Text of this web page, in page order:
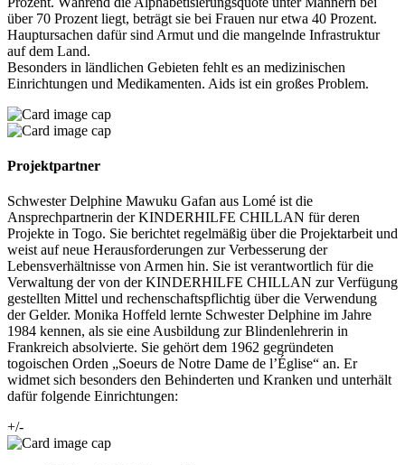
über 70 Prozent liegt, beträgt sie bei Frauen nur etwa 40 Prozent.
Hauptursachen dafür sind Armut und die mangelnde Infrastruktur
auf dem Land.
Besonders in ländlichen Gebieten fehlt es an medizinischen
Einrichtungen und Medikamenten. Aids ist ein großes Problem.
Projektpartner
Schwester Delphine Mawuku Gafan aus Lomé ist die
Ansprechpartnerin der KINDERHILFE CHILLAN für deren
Projekte in Togo. Sie berichtet regelmäßig über die Projektarbeit und
weist auf neue Herausforderungen zur Verbesserung der
Lebensverhältnisse von Armen hin. Sie ist verantwortlich für die
Verwaltung der von der KINDERHILFE CHILLAN zur Verfügung
gestellten Mittel und rechenschaftspflichtig über die Verwendung
der Gelder. Monika Hoffeld lernte Schwester Delphine im Jahre
1984 kennen, als sie eine Ausbildung zur Blindenlehrerin in
Frankreich absolvierte. Sie gehört dem 1962 gegründeten
togoischen Orden „Soeurs de Notre Dame de l’Église“ an. Er
widmet sich besonders den Behinderten und Kranken und unterhält
dafür folgende Einrichtungen:
+/-